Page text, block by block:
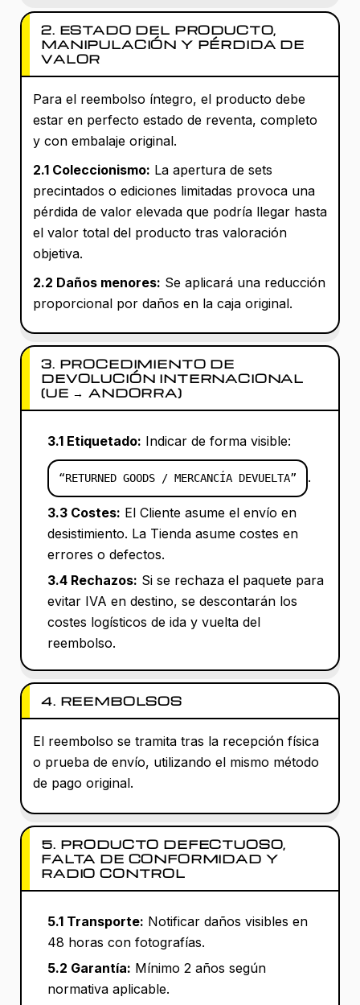
2. ESTADO DEL PRODUCTO,
MANIPULACIÓN Y PÉRDIDA DE
VALOR
Para el reembolso íntegro, el producto debe
estar en perfecto estado de reventa, completo
y con embalaje original.
2.1 Coleccionismo: La apertura de sets
precintados o ediciones limitadas provoca una
pérdida de valor elevada que podría llegar hasta
el valor total del producto tras valoración
objetiva.
2.2 Daños menores: Se aplicará una reducción
proporcional por daños en la caja original.
3. PROCEDIMIENTO DE
DEVOLUCIÓN INTERNACIONAL
(UE → ANDORRA)
3.1 Etiquetado: Indicar de forma visible:
“RETURNED GOODS / MERCANCÍA DEVUELTA” .
3.3 Costes: El Cliente asume el envío en
desistimiento. La Tienda asume costes en
errores o defectos.
3.4 Rechazos: Si se rechaza el paquete para
evitar IVA en destino, se descontarán los
costes logísticos de ida y vuelta del
reembolso.
4. REEMBOLSOS
El reembolso se tramita tras la recepción física
o prueba de envío, utilizando el mismo método
de pago original.
5. PRODUCTO DEFECTUOSO,
FALTA DE CONFORMIDAD Y
RADIO CONTROL
5.1 Transporte: Notificar daños visibles en
48 horas con fotografías.
5.2 Garantía: Mínimo 2 años según
normativa aplicable.